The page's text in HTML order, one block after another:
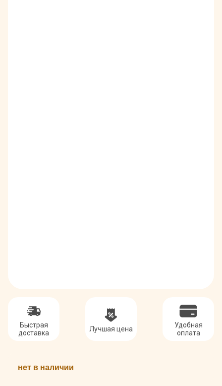
Быстрая
доставка
Лучшая цена
Удобная
оплата
нет в наличии